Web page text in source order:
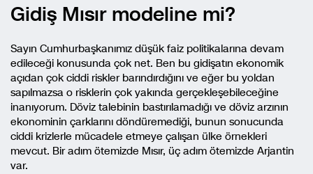
Gidiş Mısır modeline mi?
Sayın Cumhurbaşkanımız düşük faiz politikalarına devam
edileceği konusunda çok net. Ben bu gidişatın ekonomik
açıdan çok ciddi riskler barındırdığını ve eğer bu yoldan
sapılmazsa o risklerin çok yakında gerçekleşebileceğine
inanıyorum. Döviz talebinin bastırılamadığı ve döviz arzının
ekonominin çarklarını döndüremediği, bunun sonucunda
ciddi krizlerle mücadele etmeye çalışan ülke örnekleri
mevcut. Bir adım ötemizde Mısır, üç adım ötemizde Arjantin
var.